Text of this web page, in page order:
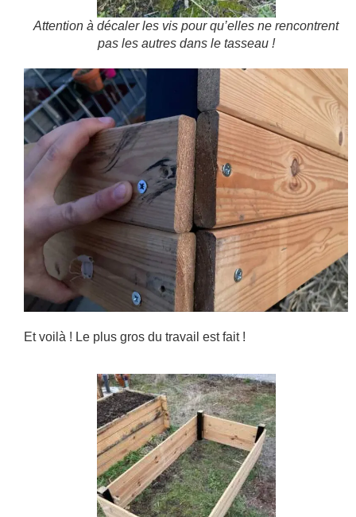
Attention à décaler les vis pour qu’elles ne rencontrent
pas les autres dans le tasseau !
Et voilà ! Le plus gros du travail est fait !